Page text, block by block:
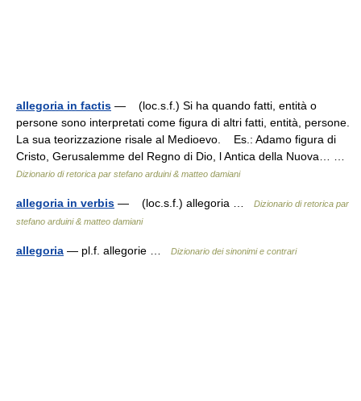
allegoria in factis — (loc.s.f.) Si ha quando fatti, entità o
persone sono inter­pretati come figura di altri fatti, entità, persone.
La sua teorizzazione risale al Medioevo. Es.: Adamo figura di
Cristo, Gerusalemme del Regno di Dio, l Antica della Nuova… …
Dizionario di retorica par stefano arduini & matteo damiani
allegoria in verbis — (loc.s.f.) allegoria …
Dizionario di retorica par
stefano arduini & matteo damiani
allegoria — pl.f. allegorie … Dizionario dei sinonimi e contrari